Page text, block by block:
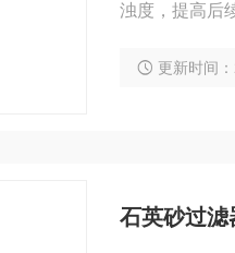
浊度，提高后
更新时间
石英砂过滤